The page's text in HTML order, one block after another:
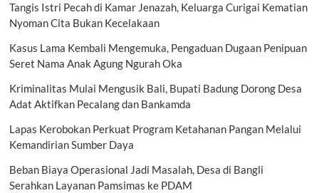
Tangis Istri Pecah di Kamar Jenazah, Keluarga Curigai Kematian
Nyoman Cita Bukan Kecelakaan
Kasus Lama Kembali Mengemuka, Pengaduan Dugaan Penipuan
Seret Nama Anak Agung Ngurah Oka
Kriminalitas Mulai Mengusik Bali, Bupati Badung Dorong Desa
Adat Aktifkan Pecalang dan Bankamda
Lapas Kerobokan Perkuat Program Ketahanan Pangan Melalui
Kemandirian Sumber Daya
Beban Biaya Operasional Jadi Masalah, Desa di Bangli
Serahkan Layanan Pamsimas ke PDAM